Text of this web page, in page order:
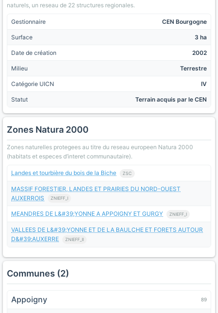
naturels, un reseau de 22 structures regionales.
Gestionnaire CEN Bourgogne
Surface 3 ha
Date de création 2002
Milieu Terrestre
Catégorie UICN IV
Statut Terrain acquis par le CEN
Zones Natura 2000
Zones naturelles protegees au titre du reseau europeen Natura 2000
(habitats et especes d’interet communautaire).
Landes et tourbière du bois de la Biche ZSC
MASSIF FORESTIER, LANDES ET PRAIRIES DU NORD-OUEST
AUXERROIS
ZNIEFF_I
MEANDRES DE L&#39;YONNE A APPOIGNY ET GURGY ZNIEFF_I
VALLEES DE L&#39;YONNE ET DE LA BAULCHE ET FORETS AUTOUR
D&#39;AUXERRE
ZNIEFF_II
Communes (2)
Appoigny 89